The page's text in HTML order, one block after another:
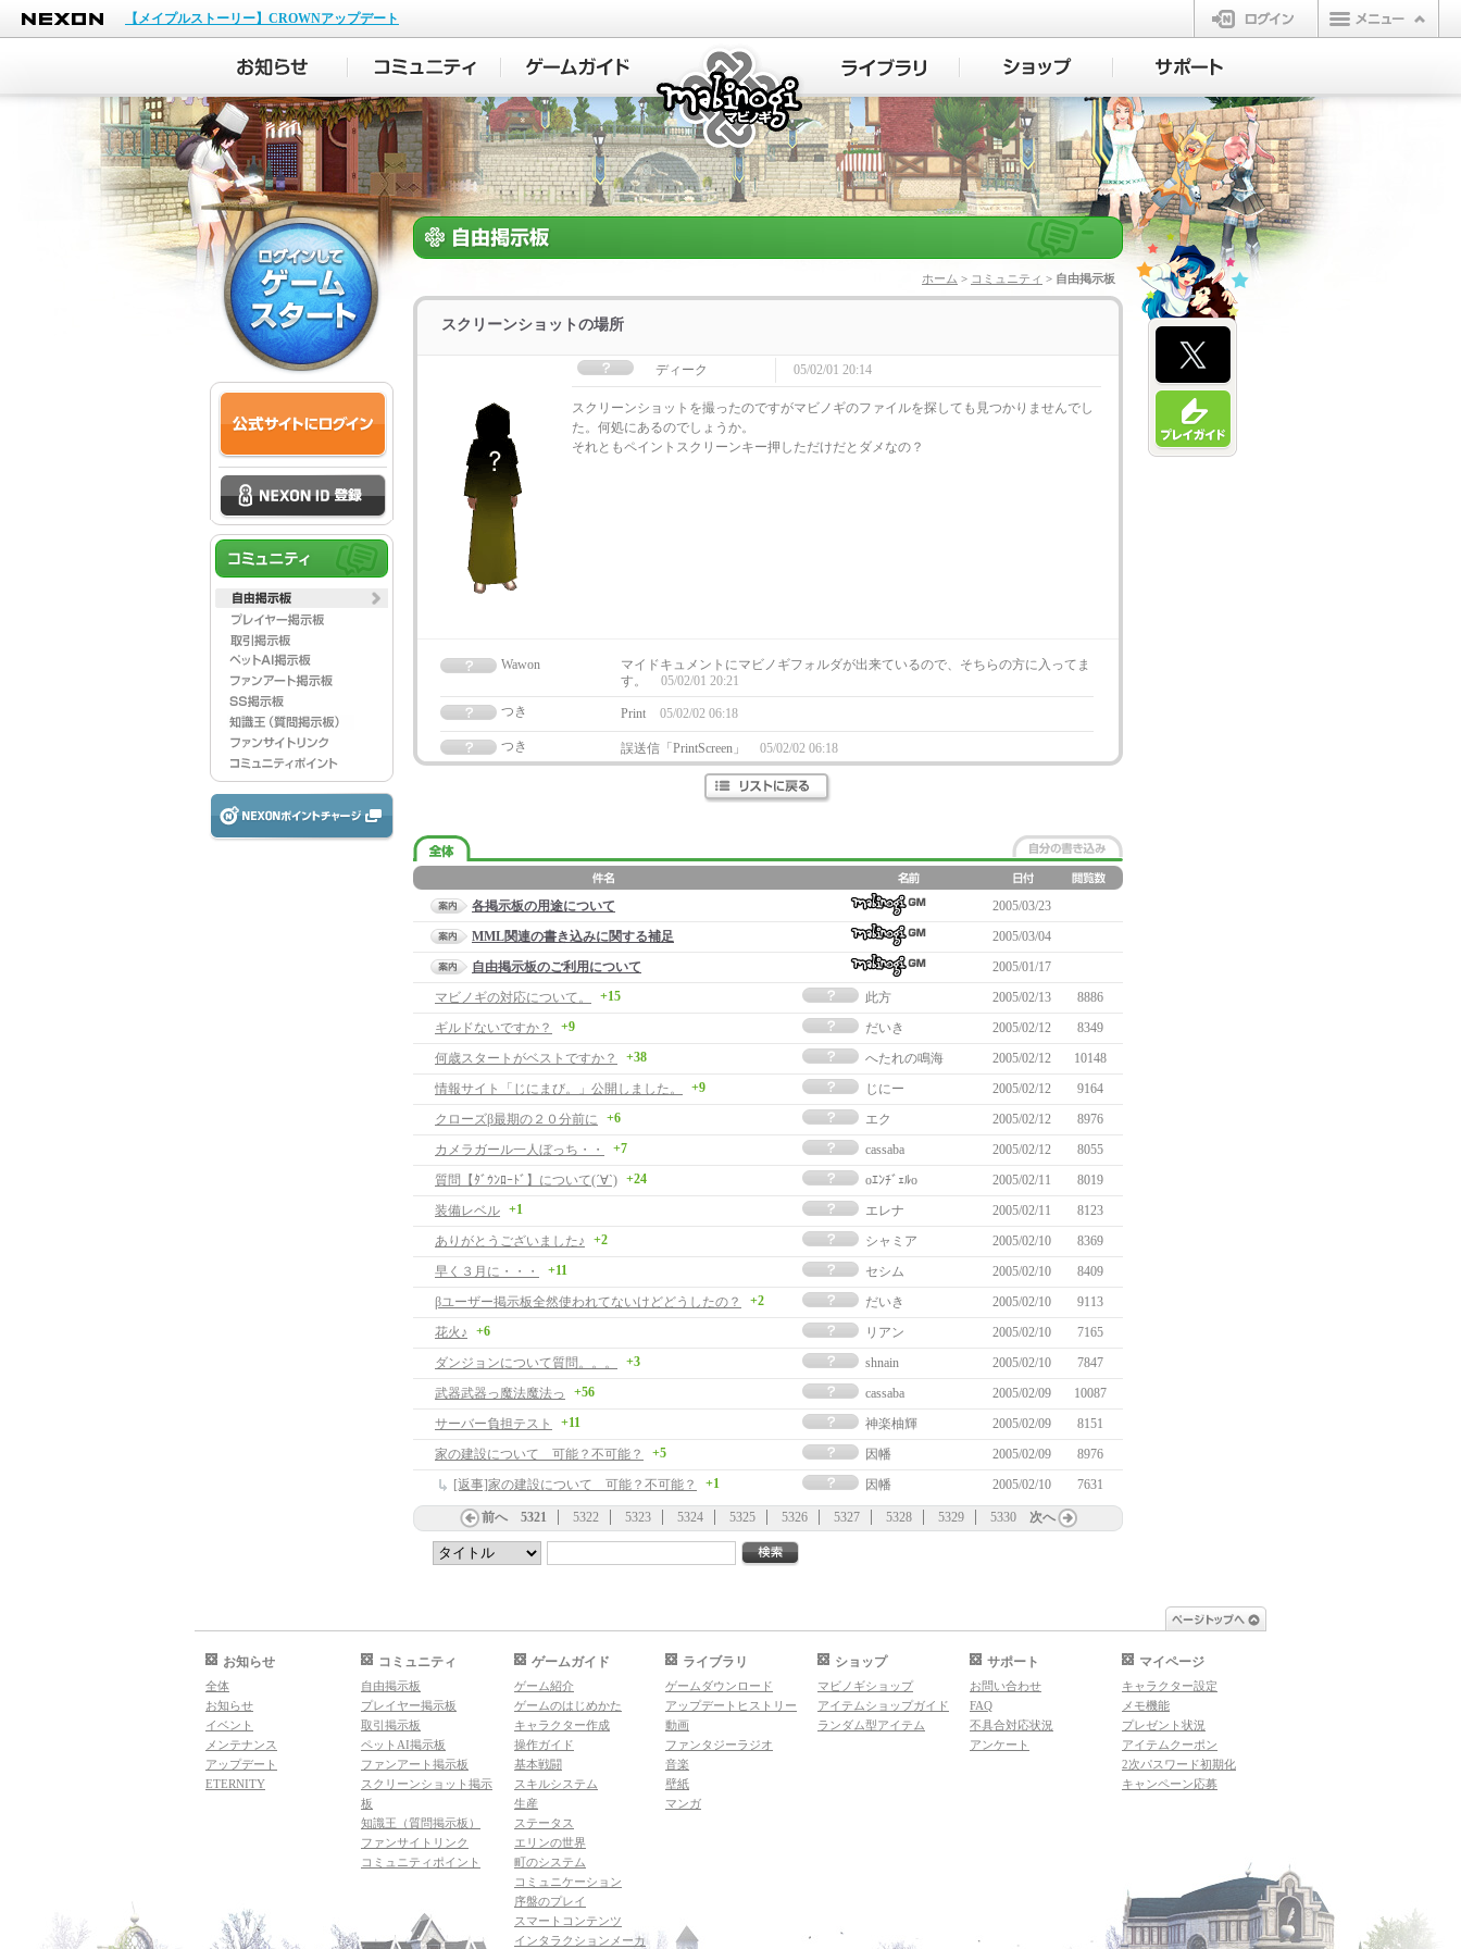
NEXON
【メイプルストーリー】CROWNアップデート
ログイン
マビノギ
ホーム > コミュニティ > 自由掲示板
スクリーンショットの場所
ディーク 05/02/01 20:14
スクリーンショットを撮ったのですがマビノギのファイルを探しても見つかりませんでし
た。何処にあるのでしょうか。
それともペイントスクリーンキー押しただけだとダメなの？
Wawon
マイドキュメントにマビノギフォルダが出来ているので、そちらの方に入ってま
す。
05/02/01 20:21
つき
Print 05/02/02 06:18
つき 誤送信「PrintScreen」 05/02/02 06:18
各掲示板の用途について
2005/03/23
MML関連の書き込みに関する補足
2005/03/04
自由掲示板のご利用について
2005/01/17
マビノギの対応について。
+15 此方 2005/02/13
8886
ギルドないですか？
+9 だいき 2005/02/12
8349
何歳スタートがベストですか？
+38 へたれの鳴海 2005/02/12
10148
情報サイト「じにまび。」公開しました。
+9 じにー 2005/02/12
9164
クローズβ最期の２０分前に
+6 エク 2005/02/12
8976
カメラガール一人ぼっち・・
+7 cassaba 2005/02/12
8055
質問【ﾀﾞｳﾝﾛｰﾄﾞ】について(´∀`) +24 oｴﾝﾁﾞｪﾙo 2005/02/11
8019
装備レベル +1 エレナ 2005/02/11
8123
ありがとうございました♪
+2 シャミア 2005/02/10
8369
早く３月に・・・
+11 セシム 2005/02/10
8409
βユーザー掲示板全然使われてないけどどうしたの？
+2 だいき 2005/02/10
9113
花火♪
+6 リアン 2005/02/10
7165
ダンジョンについて質問。。。
+3 shnain 2005/02/10
7847
武器武器っ魔法魔法っ
+56 cassaba 2005/02/09
10087
サーバー負担テスト
+11 神楽柚輝 2005/02/09
8151
家の建設について 可能？不可能？
+5 因幡 2005/02/09
8976
[返事]家の建設について 可能？不可能？
+1 因幡 2005/02/10 7631
前へ 5321 5322 5323 5324 5325 5326 5327 5328 5329 5330 次へ
お知らせ
全体
お知らせ
イベント
メンテナンス
アップデート
ETERNITY
コミュニティ
自由掲示板
プレイヤー掲示板
取引掲示板
ペットAI掲示板
ファンアート掲示板
スクリーンショット掲示
板
知識王（質問掲示板）
ファンサイトリンク
コミュニティポイント
ゲームガイド
ゲーム紹介
ゲームのはじめかた
キャラクター作成
操作ガイド
基本戦闘
スキルシステム
生産
ステータス
エリンの世界
町のシステム
コミュニケーション
序盤のプレイ
スマートコンテンツ
インタラクションメーカ
ライブラリ
ゲームダウンロード
アップデートヒストリー
動画
ファンタジーラジオ
音楽
壁紙
マンガ
ショップ
マビノギショップ
アイテムショップガイド
ランダム型アイテム
サポート
お問い合わせ
FAQ
不具合対応状況
アンケート
マイページ
キャラクター設定
メモ機能
プレゼント状況
アイテムクーポン
2次パスワード初期化
キャンペーン応募